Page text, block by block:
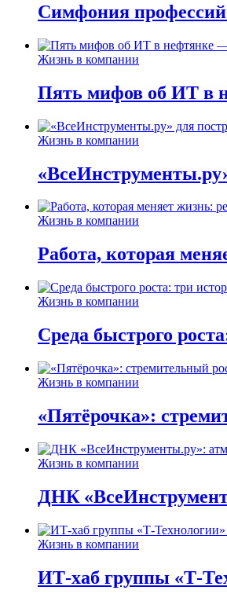
Симфония профессий
Жизнь в компании
Пять мифов об ИТ в
Жизнь в компании
Жизнь в компании
Работа, которая
Жизнь в компании
Среда быстрого
Жизнь в компании
«Пятёрочка»:
Жизнь в компании
ДНК
Жизнь в компании
ИТ-хаб группы «Т-